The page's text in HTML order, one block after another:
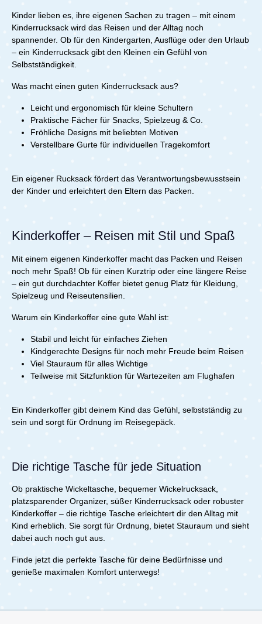
Kinder lieben es, ihre eigenen Sachen zu tragen – mit einem
Kinderrucksack wird das Reisen und der Alltag noch
spannender. Ob für den Kindergarten, Ausflüge oder den Urlaub
– ein Kinderrucksack gibt den Kleinen ein Gefühl von
Selbstständigkeit.
Was macht einen guten Kinderrucksack aus?
Leicht und ergonomisch für kleine Schultern
Praktische Fächer für Snacks, Spielzeug & Co.
Fröhliche Designs mit beliebten Motiven
Verstellbare Gurte für individuellen Tragekomfort
Ein eigener Rucksack fördert das Verantwortungsbewusstsein
der Kinder und erleichtert den Eltern das Packen.
Kinderkoffer – Reisen mit Stil und Spaß
Mit einem eigenen Kinderkoffer macht das Packen und Reisen
noch mehr Spaß! Ob für einen Kurztrip oder eine längere Reise
– ein gut durchdachter Koffer bietet genug Platz für Kleidung,
Spielzeug und Reiseutensilien.
Warum ein Kinderkoffer eine gute Wahl ist:
Stabil und leicht für einfaches Ziehen
Kindgerechte Designs für noch mehr Freude beim Reisen
Viel Stauraum für alles Wichtige
Teilweise mit Sitzfunktion für Wartezeiten am Flughafen
Ein Kinderkoffer gibt deinem Kind das Gefühl, selbstständig zu
sein und sorgt für Ordnung im Reisegepäck.
Die richtige Tasche für jede Situation
Ob praktische Wickeltasche, bequemer Wickelrucksack,
platzsparender Organizer, süßer Kinderrucksack oder robuster
Kinderkoffer – die richtige Tasche erleichtert dir den Alltag mit
Kind erheblich. Sie sorgt für Ordnung, bietet Stauraum und sieht
dabei auch noch gut aus.
Finde jetzt die perfekte Tasche für deine Bedürfnisse und
genieße maximalen Komfort unterwegs!